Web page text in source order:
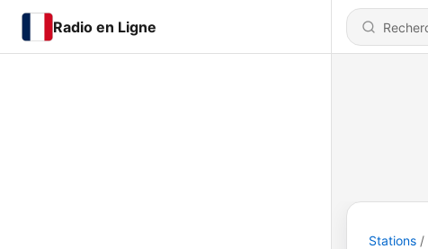
Radio en Ligne
Stations